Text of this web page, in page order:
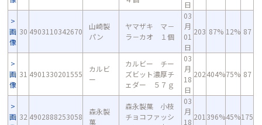
日
画
像
30 4903110342670
山崎製
パン
ヤマザキ マ－
ラ－カオ １個
03
月
01
日
203 87% 12% 87
画
像
31 4901330201555
カルビ
ー
カルビー チー
ズビット濃厚チ
ェダー ５７ｇ
03
月
18
日
202404%75% 87
画 32 4902888253058
森永製
菓
森永製菓 小枝
チョコファッシ
03
月
18
201 396%45%175